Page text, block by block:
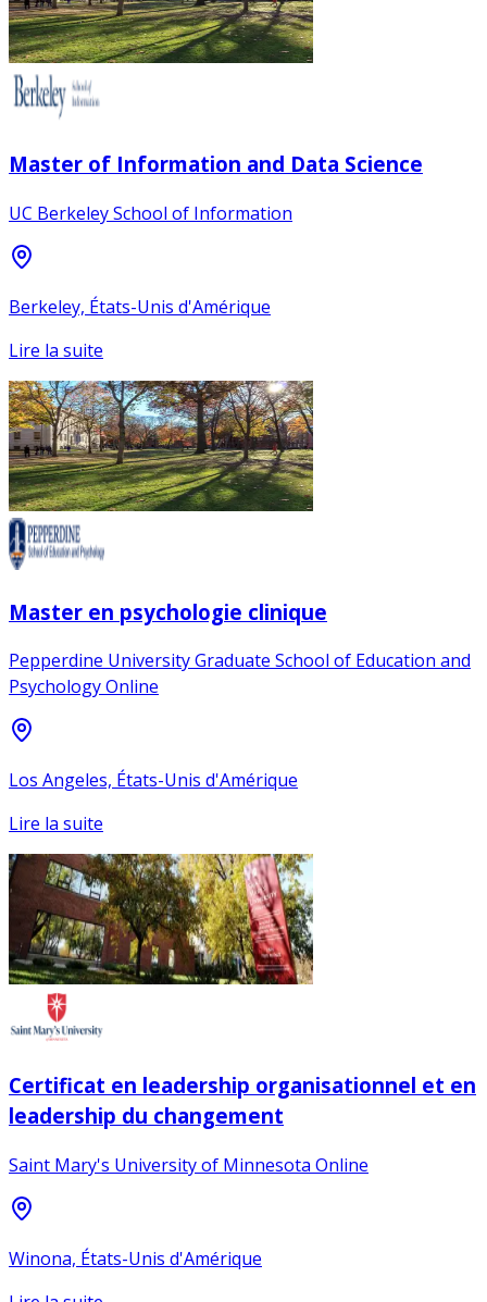
Master of Information and Data Science
UC Berkeley School of Information
Berkeley, États-Unis d'Amérique
Lire la suite
Master en psychologie clinique
Pepperdine University Graduate School of Education and
Psychology Online
Los Angeles, États-Unis d'Amérique
Lire la suite
Certificat en leadership organisationnel et en
leadership du changement
Saint Mary's University of Minnesota Online
Winona, États-Unis d'Amérique